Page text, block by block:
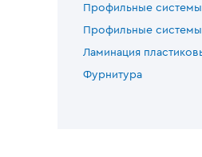
Профильные системы
Профильные системы
Ламинация
Фурнитура